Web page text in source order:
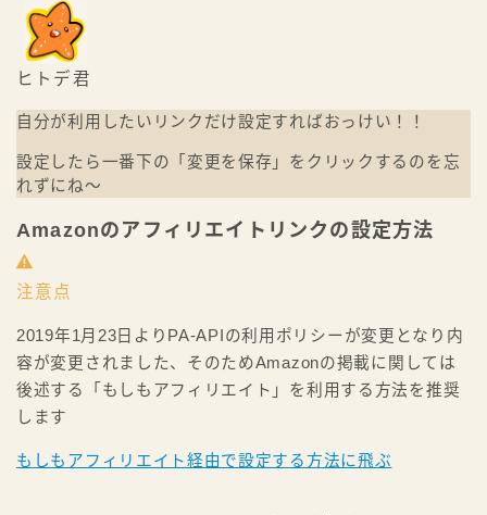
ヒトデ君
自分が利用したいリンクだけ設定すればおっけい！！
設定したら一番下の「変更を保存」をクリックするのを忘
れずにね〜
Amazonのアフィリエイトリンクの設定方法
注意点
2019年1月23日よりPA-APIの利用ポリシーが変更となり内
容が変更されました、そのためAmazonの掲載に関しては
後述する「もしもアフィリエイト」を利用する方法を推奨
します
もしもアフィリエイト経由で設定する方法に飛ぶ